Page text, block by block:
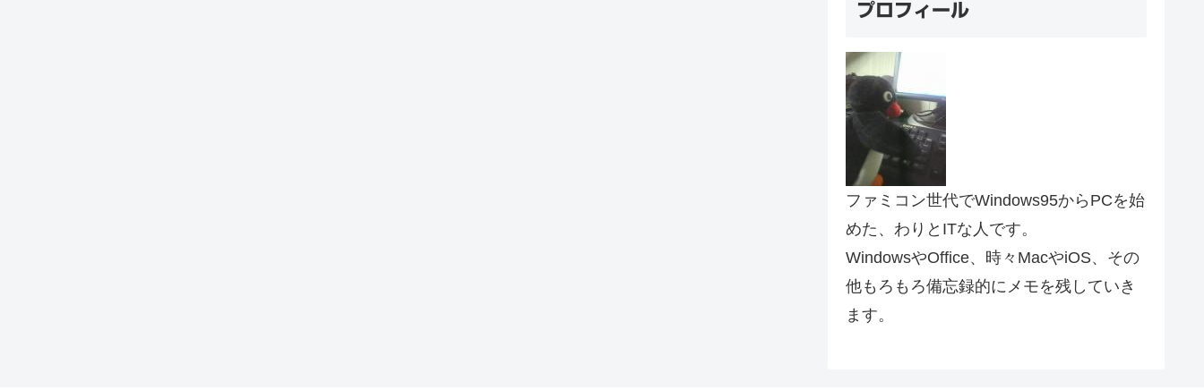
プロフィール
ファミコン世代でWindows95からPCを始
めた、わりとITな人です。
WindowsやOffice、時々MacやiOS、その
他もろもろ備忘録的にメモを残していき
ます。